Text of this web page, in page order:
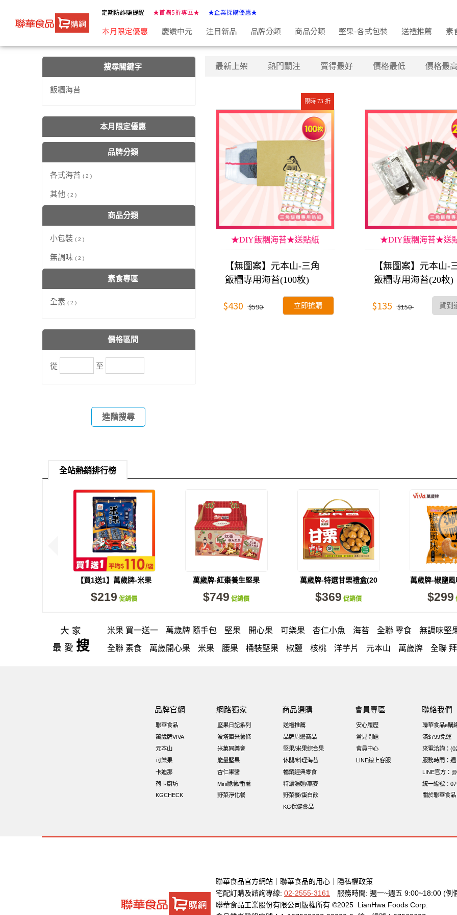
定期防詐騙提醒 ★首購5折專區★ ★企業採購優惠★
本月限定優惠 慶讚中元 注目新品 品牌分類 商品分類 堅果-各式包裝 送禮推薦 素
搜尋關鍵字
飯糰海苔
本月限定優惠
品牌分類
各式海苔 ( 2 )
其他 ( 2 )
商品分類
小包裝 ( 2 )
無調味 ( 2 )
素食專區
全素 ( 2 )
價格區間
從 至
進階搜尋
最新上架 熱門關注 賣得最好 價格最低 價格最高
限時 73 折
★DIY飯糰海苔★送貼紙
【無圖案】元本山-三角
飯糰專用海苔(100枚)
$430 $590 立即搶購
★DIY飯糰海苔★送
【無圖案】元本山-
飯糰專用海苔(20枚)
$135 $150 貨到
全站熱銷排行榜
【買1送1】萬歲牌-米果
綜合果鹽味(20gX9包)
$219 促銷價
萬歲牌-紅棗養生堅果
(650g/26包入)
$749 促銷價
萬歲牌-特選甘栗禮盒(20
包入)
$369 促銷價
萬歲牌-椒鹽
果(15包
$299
大家
最愛 搜
米果 買一送一 萬歲牌 隨手包 堅果 開心果 可樂果 杏仁小魚 海苔 全聯 零食 無調味堅
全聯 素食 萬歲開心果 米果 腰果 桶裝堅果 椒鹽 核桃 洋芋片 元本山 萬歲牌 全聯
Costco 萬歲牌堅果 飯糰 芝麻 全聯 核桃 寶寶 海苔 波浪脆 卡廸
萬歲牌-堅穀力 隨手包 總匯點心 綜合 脆片 味付 無添加 萬歲
品牌官網
聯華食品
萬歲牌VIVA
元本山
可樂果
卡迪那
荷卡廚坊
KGCHECK
網路獨家
堅果日記系列
波塔庫米薯條
米菓同樂會
能量堅果
杏仁果醬
Mini脆薯/番薯
野菜淨化餐
商品選購
送禮推薦
品牌周邊商品
堅果/米果綜合果
休閒/料理海苔
暢銷經典零食
特濃湯麵/燕麥
野菜餐/蛋白飲
KG保健食品
會員專區
安心履歷
常見問題
會員中心
LINE線上客服
聯絡我們
聯華食品e購
滿$799免運
來電洽詢：
服務時間：
LINE官方：
統一編號：
關於聯華食品
聯華食品官方網站 聯華食品的用心
隱私權政策
宅配訂購及諮詢專線: 02-2555-3161
服務時間: 週一~週五 9:00~18:00 (例
聯華食品工業股份有限公司版權所有 ©2025 LianHwa Foods Corp.